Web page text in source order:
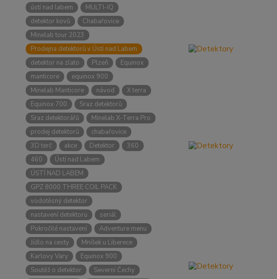
ústí nad labem
MULTI-IQ
detektor kovů
Chabařovice
Minelab tour 2023
Prodejna detektorů v Ústí nad Labem
detektor na zlato
Plzeň
Equinox
manticore
equinox 900
Minelab Manticore
návod
X terra
Equinox 700
Sraz detektorů
Sraz detektorářů
Minelab X-Terra Pro
prodej detektorů
chabařovice
3D terč
akce Detektor
360
460
Ústí nad Labem
ÚSTÍ NAD LABEM
GPZ 8000 THREE COIL PACK
vodotěsný detektor
nastavení detektoru
seriál
Pokročilé nastavení
Adventure menu
Jídlo na cesty
Mníšek u Liberece
Karlovy Vary
Equinox 900
Soutěž o detektor
Severní Čechy